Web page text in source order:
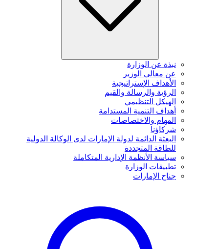
نبذة عن الوزارة
عن معالي الوزير
الأهداف الإستراتيجية
الرؤية والرسالة والقيم
الهيكل التنظيمي
أهداف التنمية المستدامة
المهام والاختصاصات
شركاؤنا
البعثة الدائمة لدولة الإمارات لدى الوكالة الدولية
للطاقة المتجددة
سياسة الأنظمة الإدارية المتكاملة
تطبيقات الوزارة
جناح الإمارات